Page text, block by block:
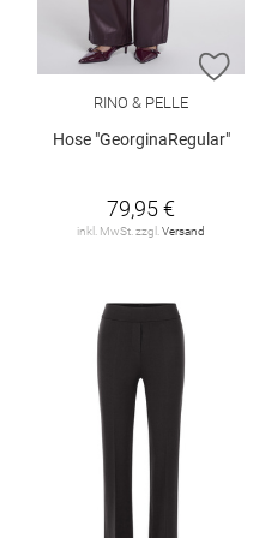
RINO & PELLE
Hose "GeorginaRegular"
79,95 €
inkl. MwSt. zzgl. Versand